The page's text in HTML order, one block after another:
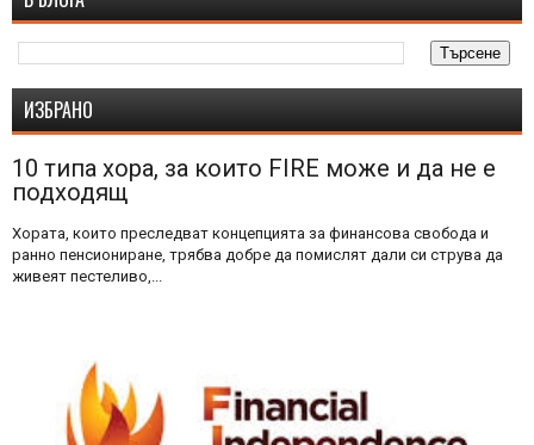
ИЗБРАНО
10 типа хора, за които FIRE може и да не е
подходящ
Хората, които преследват концепцията за финансова свобода и
ранно пенсиониране, трябва добре да помислят дали си струва да
живеят пестеливо,...